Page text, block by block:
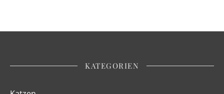
KATEGORIEN